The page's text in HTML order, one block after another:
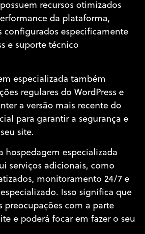
recursos otimizados
da plataforma,
configurados especificamente
e suporte técnico
especializada também
regulares do WordPress e
a versão mais recente do
para garantir a segurança e
site.
hospedagem especializada
serviços adicionais, como
monitoramento 24/7 e
Isso significa que
preocupações com a parte
e poderá focar em fazer o seu